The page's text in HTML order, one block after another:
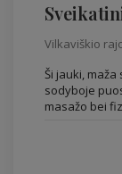
Vilkaviškio
Ši jauki,
sodyboje
masažo bei